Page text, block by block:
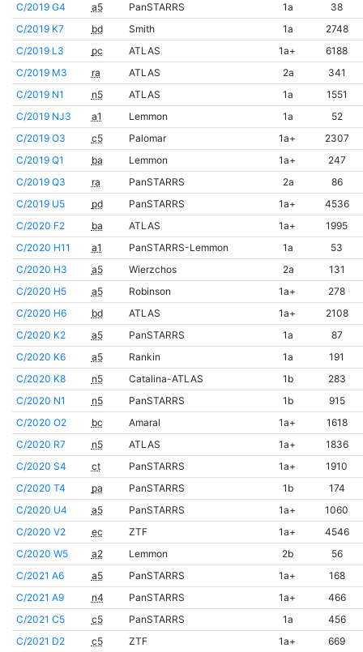
C/2019 G4
a5 PanSTARRS 1a
38
C/2019 K7
bd Smith 1a
2748
C/2019 L3
pc ATLAS 1a+
6188
C/2019 M3
ra ATLAS 2a
341
C/2019 N1
n5 ATLAS 1a
1551
C/2019 NJ3
a1 Lemmon 1a
52
C/2019 O3
c5 Palomar 1a+
2307
C/2019 Q1
ba Lemmon 1a+
247
C/2019 Q3
ra PanSTARRS 2a
86
C/2019 U5
pd PanSTARRS 1a+
4536
C/2020 F2
ba ATLAS 1a+
1995
C/2020 H11
a1 PanSTARRS-Lemmon 1a
53
C/2020 H3
a5 Wierzchos 2a
131
C/2020 H5
a5 Robinson 1a+
278
C/2020 H6
bd ATLAS 1a+
2108
C/2020 K2
a5 PanSTARRS 1a
87
C/2020 K6
a5 Rankin 1a
191
C/2020 K8
n5 Catalina-ATLAS 1b
283
C/2020 N1
n5 PanSTARRS 1b
915
C/2020 O2
bc Amaral 1a+
1618
C/2020 R7
n5 ATLAS 1a+
1836
C/2020 S4
ct PanSTARRS 1a+
1910
C/2020 T4
pa PanSTARRS 1b
174
C/2020 U4
a5 PanSTARRS 1a+
1060
C/2020 V2
ec ZTF 1a+
4546
C/2020 W5
a2 Lemmon 2b
56
C/2021 A6
a5 PanSTARRS 1a+
168
C/2021 A9
n4 PanSTARRS 1a+
466
C/2021 C5
c5 PanSTARRS 1a
456
C/2021 D2
c5 ZTF 1a+
669